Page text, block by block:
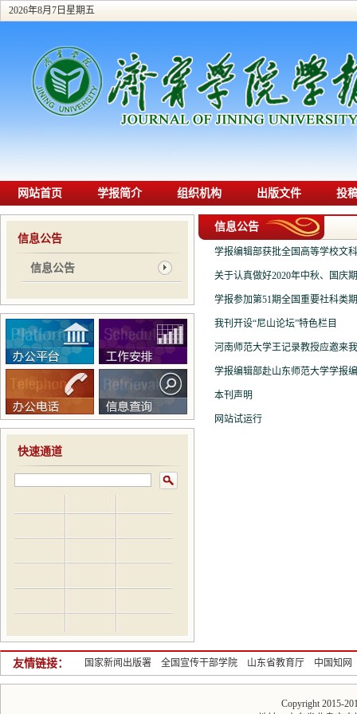
2026年8月7日星期五
网站首页 学报简介 组织机构 出版文件 投
信息公告
信息公告
快速通道
信息公告
学报编辑部获批全国高等学校文
关于认真做好2020年中秋、国庆
学报参加第51期全国重要社科类
我刊开设“尼山论坛”特色栏目
河南师范大学王记录教授应邀来
学报编辑部赴山东师范大学学报
本刊声明
网站试运行
友情链接： 国家新闻出版署 全国宣传干部学院 山东省教育厅 中国知网
Copyright 2015-